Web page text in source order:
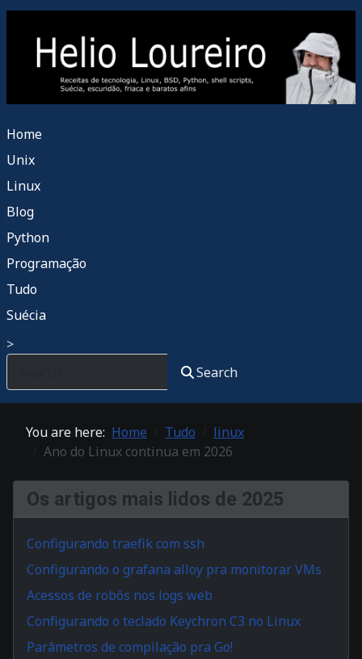
Home
Unix
Linux
Blog
Python
Programação
Tudo
Suécia
>
Search
You are here: Home Tudo
linux
Ano do Linux continua em 2026
Os artigos mais lidos de 2025
Configurando traefik com ssh
Configurando o grafana alloy pra monitorar VMs
Acessos de robôs nos logs web
Configurando o teclado Keychron C3 no Linux
Parâmetros de compilação pra Go!